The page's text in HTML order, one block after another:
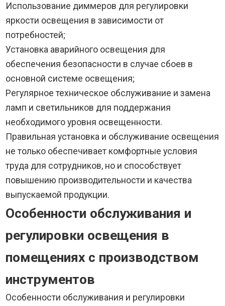
Использование диммеров для регулировки
яркости освещения в зависимости от
потребностей;
Установка аварийного освещения для
обеспечения безопасности в случае сбоев в
основной системе освещения;
Регулярное техническое обслуживание и замена
ламп и светильников для поддержания
необходимого уровня освещенности.
Правильная установка и обслуживание освещения
не только обеспечивает комфортные условия
труда для сотрудников, но и способствует
повышению производительности и качества
выпускаемой продукции.
Особенности обслуживания и
регулировки освещения в
помещениях с производством
инструментов
Особенности обслуживания и регулировки